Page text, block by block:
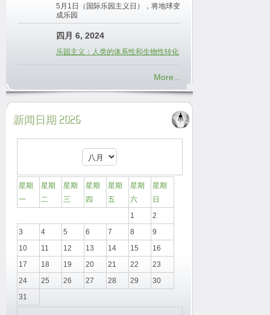
5月1日（国际乐园主义日），将地球变
成乐园
四月 6, 2024
乐园主义：人类的体系性和生物性转化
More...
新闻日期 2026
星期
一
星期
二
星期
三
星期
四
星期
五
星期
六
星期
日
1
2
3
4 5 6 7 8
9
10
11 12 13 14 15
16
17
18 19 20 21 22
23
24
25 26 27 28 29
30
31